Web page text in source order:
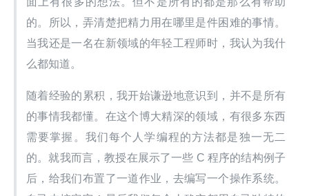
的。所以，弄清楚把精力用在哪里是件困难的事情。
当我还是一名在新领域的年轻工程师时，我认为我什
么都知道。
随着经验的累积，我开始谦逊地意识到，并不是所有
的事情我都懂。在这个博大精深的领域，有很多东西
需要掌握。我们每个人学编程的方法都是独一无二
的。就我而言，教授在展示了一些 C 程序的结构例子
后，给我们布置了一道作业，去编写一个操作系统。